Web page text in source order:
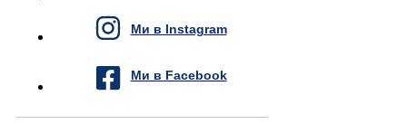
Ми в Instagram
Ми в Facebook